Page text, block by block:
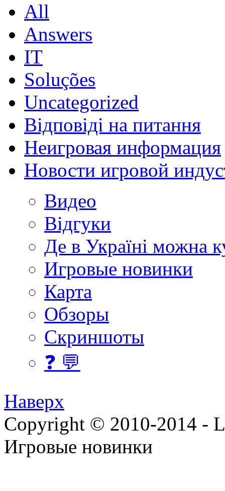
All
Answers
IT
Soluções
Uncategorized
Відповіді на питання
Неигровая информация
Новости игровой
Видео
Відгуки
Де в Україні можна
Игровые новинки
Карта
Обзоры
Скриншоты
❓ 💬
Наверх
Copyright © 2010-2014 -
Игровые новинки